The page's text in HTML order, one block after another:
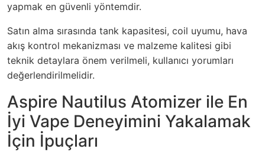
yapmak en güvenli yöntemdir.
Satın alma sırasında tank kapasitesi, coil uyumu, hava
akış kontrol mekanizması ve malzeme kalitesi gibi
teknik detaylara önem verilmeli, kullanıcı yorumları
değerlendirilmelidir.
Aspire Nautilus Atomizer ile En
İyi Vape Deneyimini Yakalamak
İçin İpuçları